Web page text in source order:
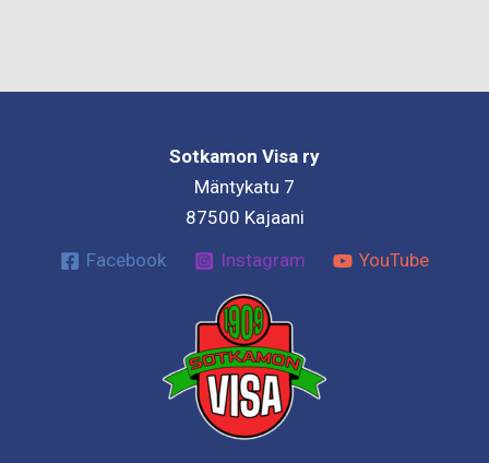
Sotkamon Visa ry
Mäntykatu 7
87500 Kajaani
Facebook
Instagram YouTube